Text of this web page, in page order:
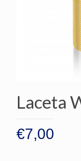
Laceta
€7,00